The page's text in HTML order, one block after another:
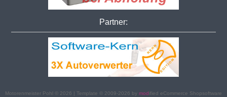
Partner:
Motorenmeister Pohl © 2026 | Template © 2009-2026 by modified eCommerce Shopsoftware